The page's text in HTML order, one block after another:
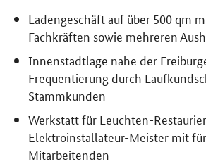
Ladengeschäft auf über 500 qm
Fachkräften sowie mehreren
Innenstadtlage nahe der
Frequentierung durch
Stammkunden
Werkstatt für Leuchten-
Elektroinstallateur-Meister mit
Mitarbeitenden